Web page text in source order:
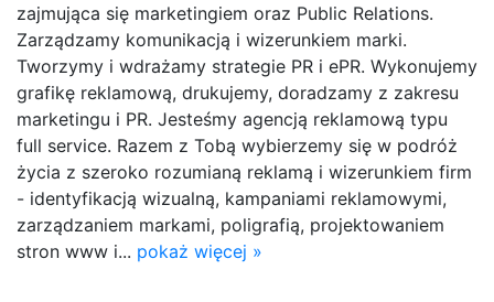
zajmująca się marketingiem oraz Public Relations.
Zarządzamy komunikacją i wizerunkiem marki.
Tworzymy i wdrażamy strategie PR i ePR. Wykonujemy
grafikę reklamową, drukujemy, doradzamy z zakresu
marketingu i PR. Jesteśmy agencją reklamową typu
full service. Razem z Tobą wybierzemy się w podróż
życia z szeroko rozumianą reklamą i wizerunkiem firm
- identyfikacją wizualną, kampaniami reklamowymi,
zarządzaniem markami, poligrafią, projektowaniem
stron www i... pokaż więcej »